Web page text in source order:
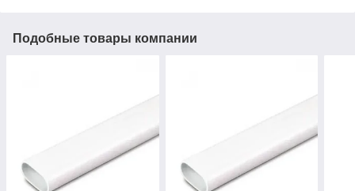
Подобные товары компании